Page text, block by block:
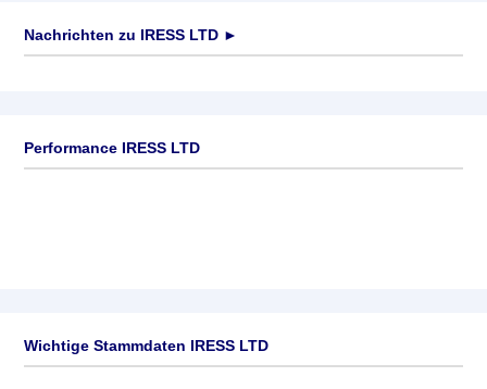
Nachrichten zu IRESS LTD ►
Performance IRESS LTD
Wichtige Stammdaten IRESS LTD